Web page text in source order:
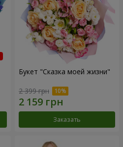
Букет "Сказка моей жизни"
2 399 грн
Заказать